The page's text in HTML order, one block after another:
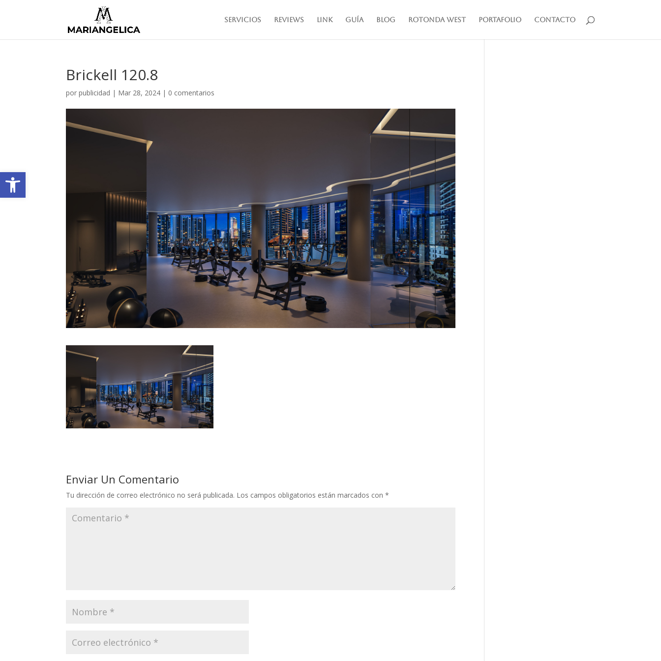
Abrir barra de herramientas
Servicios Reviews Link Guía Blog Rotonda West Portafolio Contacto
Brickell 120.8
porpublicidad | Mar 28, 2024 | 0 comentarios
Enviar Un Comentario
Tu dirección de correo electrónico no será publicada. Los campos obligatorios están marcados con*